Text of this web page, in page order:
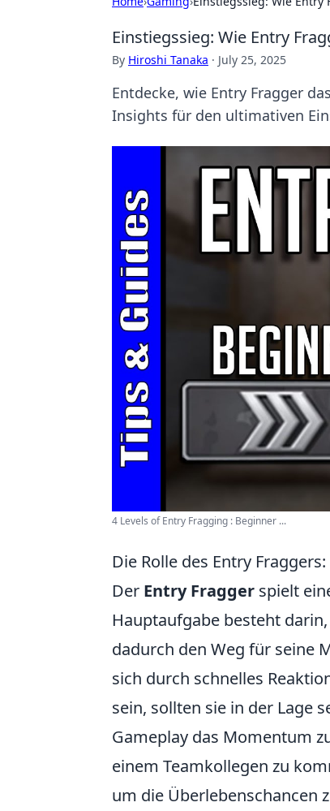
Einstiegssieg: Wie Entry
By Hiroshi Tanaka · July 25, 2025
Entdecke, wie Entry Fragger
Insights für den ultimativen
4 Levels of Entry Fragging : Beginner ...
Die Rolle des Entry
Der Entry Fragger spielt
Hauptaufgabe besteht
dadurch den Weg für seine
sich durch schnelles
sein, sollten sie in der Lage
Gameplay das Momentum
einem Teamkollegen zu
um die Überlebenschancen